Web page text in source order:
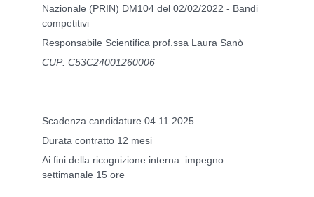
Nazionale (PRIN) DM104 del 02/02/2022 - Bandi
competitivi
Responsabile Scientifica prof.ssa Laura Sanò
CUP: C53C24001260006
Scadenza candidature 04.11.2025
Durata contratto 12 mesi
Ai fini della ricognizione interna: impegno
settimanale 15 ore